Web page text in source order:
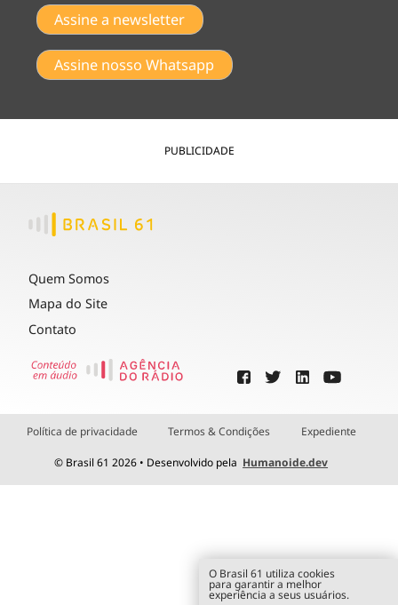
Assine a newsletter
Assine nosso Whatsapp
PUBLICIDADE
Quem Somos
Mapa do Site
Contato
Política de privacidade Termos & Condições Expediente
© Brasil 61 2026 • Desenvolvido pela Humanoide.dev
O Brasil 61 utiliza cookies
para garantir a melhor
experiência a seus usuários.